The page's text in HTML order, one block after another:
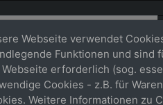
Webseite verwendet
Funktionen und sind
Webseite erforderlich (sog.
Cookies - z.B. für
Weitere Informationen zu